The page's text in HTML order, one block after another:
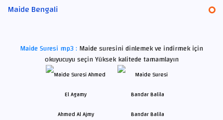
Maide Bengali
Maide Suresi mp3 : Maide suresini dinlemek ve indirmek için
okuyucuyu seçin Yüksek kalitede tamamlayın
Ahmed Al Ajmy Bandar Balila